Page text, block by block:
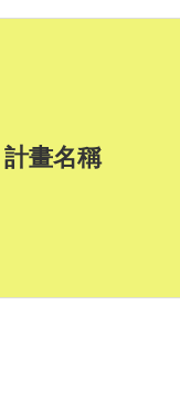
計畫名稱